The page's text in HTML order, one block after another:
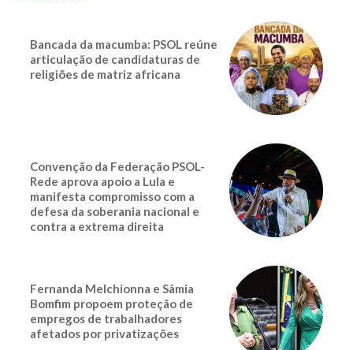
Bancada da macumba: PSOL reúne
articulação de candidaturas de
religiões de matriz africana
Convenção da Federação PSOL-
Rede aprova apoio a Lula e
manifesta compromisso com a
defesa da soberania nacional e
contra a extrema direita
Fernanda Melchionna e Sâmia
Bomfim propoem proteção de
empregos de trabalhadores
afetados por privatizações